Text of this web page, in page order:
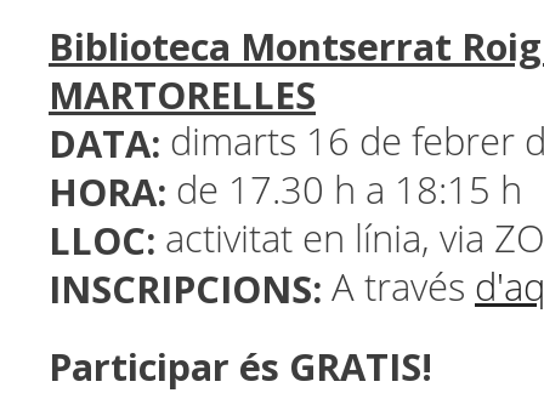
Biblioteca Montserrat
MARTORELLES
DATA: dimarts 16 de febrer
HORA: de 17.30 h a 18:15 h
LLOC: activitat en línia, via
INSCRIPCIONS: A través
Participar és GRATIS!